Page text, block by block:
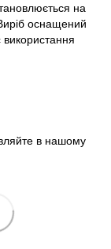
на
оснащений
в нашому